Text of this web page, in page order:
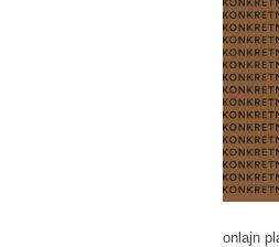
onlajn